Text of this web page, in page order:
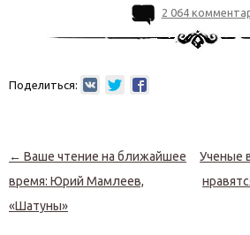
2 064
Поделиться:
Навигация по записям
← Ваше чтение на ближайшее
время: Юрий Мамлеев,
«Шатуны»
Ученые